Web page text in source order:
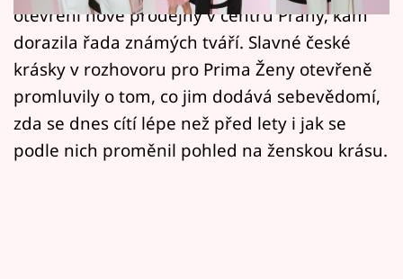
Pořady
Mámy sobě
Přihlášení
otevření nové prodejny v centru Prahy, kam
dorazila řada známých tváří. Slavné české
krásky v rozhovoru pro Prima Ženy otevřeně
promluvily o tom, co jim dodává sebevědomí,
zda se dnes cítí lépe než před lety i jak se
podle nich proměnil pohled na ženskou krásu.